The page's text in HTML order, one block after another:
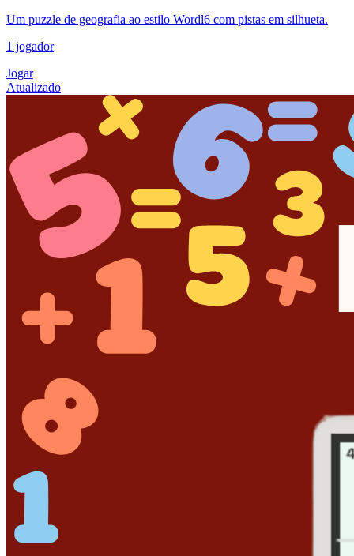
Um puzzle de geografia ao estilo Wordl6 com pistas em silhueta.
1 jogador
Jogar
Atualizado